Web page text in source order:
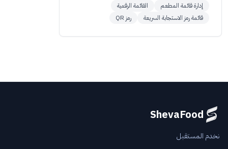
إدارة قائمة المطعم
القائمة الرقمية
قائمة رمز الاستجابة السريعة
رمز QR
ShevaFood
نخدم المستقبل